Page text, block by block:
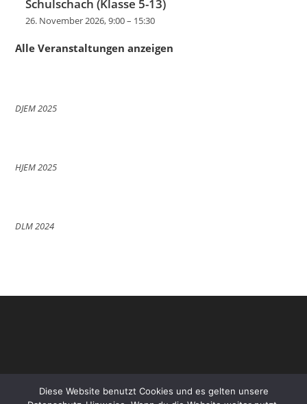
Schulschach (Klasse 5-13)
26. November 2026, 9:00– 15:30
Alle Veranstaltungen anzeigen
DJEM 2025
HJEM 2025
DLM 2024
Diese Website benutzt Cookies und es gelten unsere